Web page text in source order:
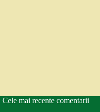
Cele mai recente comentarii